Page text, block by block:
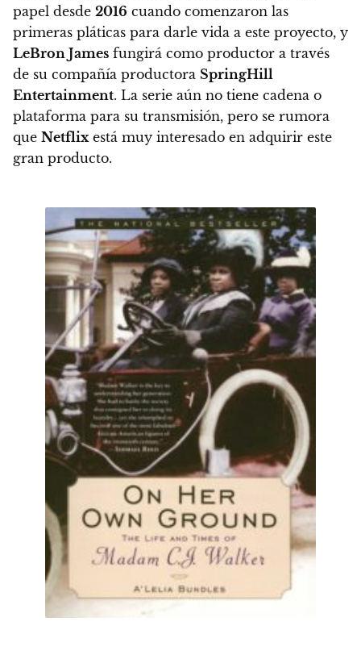
papel desde 2016 cuando comenzaron las
primeras pláticas para darle vida a este proyecto, y
LeBron James fungirá como productor a través
de su compañía productora SpringHill
Entertainment. La serie aún no tiene cadena o
plataforma para su transmisión, pero se rumora
que Netflix está muy interesado en adquirir este
gran producto.